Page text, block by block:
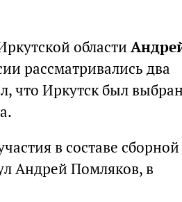
области
рассматривались два
что Иркутск был выбран
в составе сборной
Андрей Помляков, в